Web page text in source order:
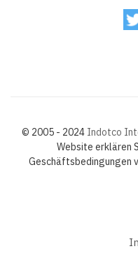
© 2005 - 2024 Indotco
Website erklären
Geschäftsbedingungen